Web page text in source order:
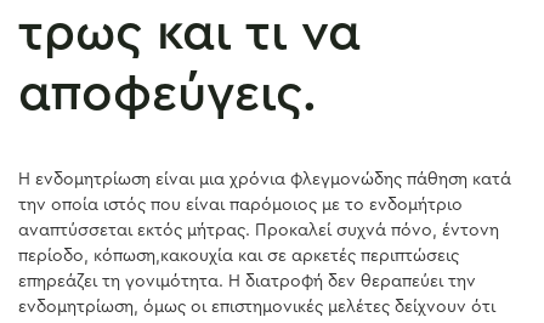
τρως και τι να
αποφεύγεις.
Η ενδομητρίωση είναι μια χρόνια φλεγμονώδης πάθηση κατά
την οποία ιστός που είναι παρόμοιος με το ενδομήτριο
αναπτύσσεται εκτός μήτρας. Προκαλεί συχνά πόνο, έντονη
περίοδο, κόπωση,κακουχία και σε αρκετές περιπτώσεις
επηρεάζει τη γονιμότητα. Η διατροφή δεν θεραπεύει την
ενδομητρίωση, όμως οι επιστημονικές μελέτες δείχνουν ότι